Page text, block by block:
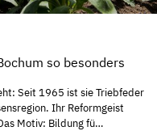
so besonders
Seit 1965 ist sie Triebfeder
Ihr Reformgeist
Motiv: Bildung fü…